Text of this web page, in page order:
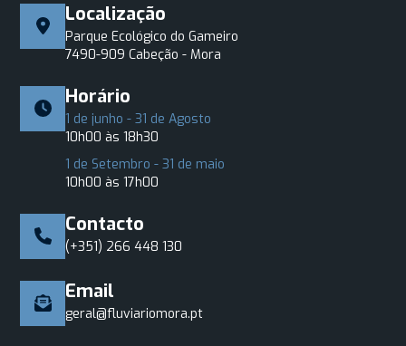
Localização
Parque Ecológico do Gameiro
7490-909 Cabeção - Mora
Horário
1 de junho - 31 de Agosto
10h00 às 18h30
1 de Setembro - 31 de maio
10h00 às 17h00
Contacto
(+351) 266 448 130
Email
geral@fluviariomora.pt